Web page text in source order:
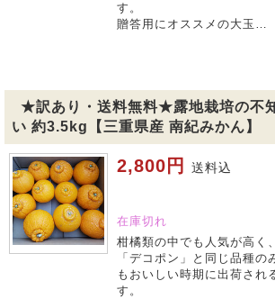
す。
贈答用にオススメの大玉…
★訳あり・送料無料★露地栽培の不
い 約3.5kg【三重県産 南紀みかん】
2,800円 送料込
在庫切れ
柑橘類の中でも人気が高く
「デコポン」と同じ品種
もおいしい時期に出荷され
す。